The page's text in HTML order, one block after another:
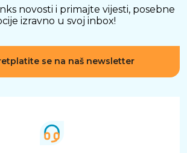
novosti i primajte vijesti, posebne
izravno u svoj inbox!
se na naš newsletter